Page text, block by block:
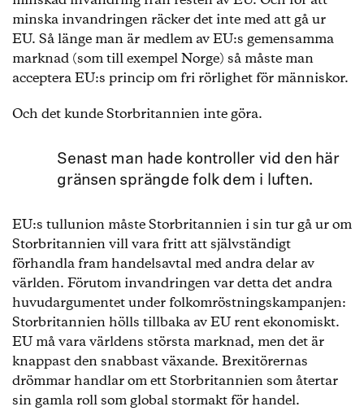
minska invandringen räcker det inte med att gå ur
EU. Så länge man är medlem av EU:s gemensamma
marknad (som till exempel Norge) så måste man
acceptera EU:s princip om fri rörlighet för människor.
Och det kunde Storbritannien inte göra.
Senast man hade kontroller vid den här
gränsen sprängde folk dem i luften.
EU:s tullunion måste Storbritannien i sin tur gå ur om
Storbritannien vill vara fritt att självständigt
förhandla fram handelsavtal med andra delar av
världen. Förutom invandringen var detta det andra
huvudargumentet under folkomröstningskampanjen:
Storbritannien hölls tillbaka av EU rent ekonomiskt.
EU må vara världens största marknad, men det är
knappast den snabbast växande. Brexitörernas
drömmar handlar om ett Storbritannien som återtar
sin gamla roll som global stormakt för handel.